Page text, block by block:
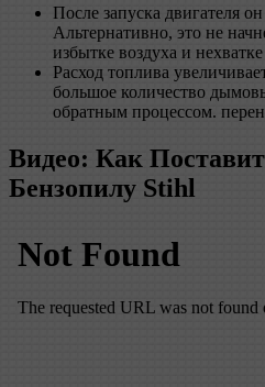
После запуска двигателя
Альтернативно, это не
избытке воздуха и
Расход топлива
большое количество
обратным процессом.
Видео: Как
Бензопилу Stihl